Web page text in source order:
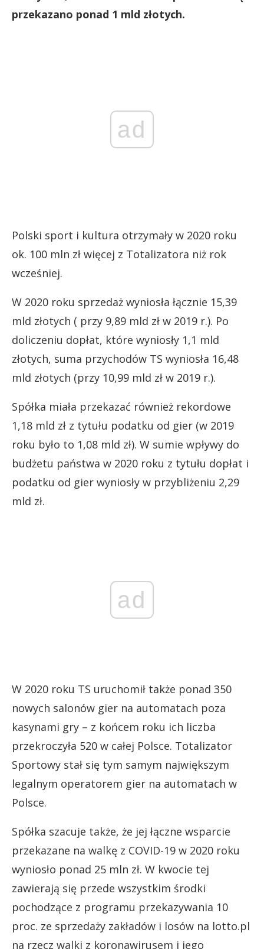
przekazano ponad 1 mld złotych.
ad
Polski sport i kultura otrzymały w 2020 roku
ok. 100 mln zł więcej z Totalizatora niż rok
wcześniej.
W 2020 roku sprzedaż wyniosła łącznie 15,39
mld złotych ( przy 9,89 mld zł w 2019 r.). Po
doliczeniu dopłat, które wyniosły 1,1 mld
złotych, suma przychodów TS wyniosła 16,48
mld złotych (przy 10,99 mld zł w 2019 r.).
Spółka miała przekazać również rekordowe
1,18 mld zł z tytułu podatku od gier (w 2019
roku było to 1,08 mld zł). W sumie wpływy do
budżetu państwa w 2020 roku z tytułu dopłat i
podatku od gier wyniosły w przybliżeniu 2,29
mld zł.
ad
W 2020 roku TS uruchomił także ponad 350
nowych salonów gier na automatach poza
kasynami gry – z końcem roku ich liczba
przekroczyła 520 w całej Polsce. Totalizator
Sportowy stał się tym samym największym
legalnym operatorem gier na automatach w
Polsce.
Spółka szacuje także, że jej łączne wsparcie
przekazane na walkę z COVID-19 w 2020 roku
wyniosło ponad 25 mln zł. W kwocie tej
zawierają się przede wszystkim środki
pochodzące z programu przekazywania 10
proc. ze sprzedaży zakładów i losów na lotto.pl
na rzecz walki z koronawirusem i jego